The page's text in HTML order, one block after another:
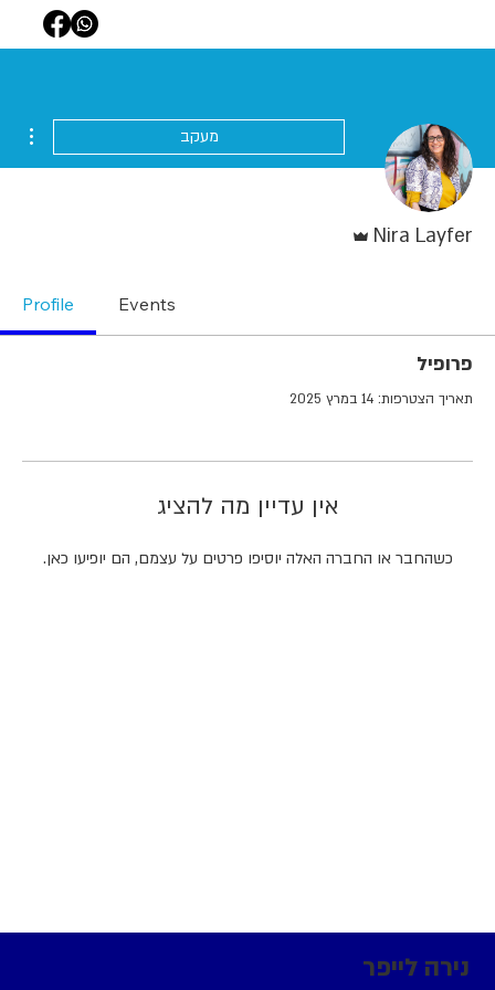
מעקב
Nira Layfer
Profile Events
פרופיל
תאריך הצטרפות: 14 במרץ 2025
אין עדיין מה להציג
כשהחבר או החברה האלה יוסיפו פרטים על עצמם, הם יופיעו כאן.
נירה לייפר